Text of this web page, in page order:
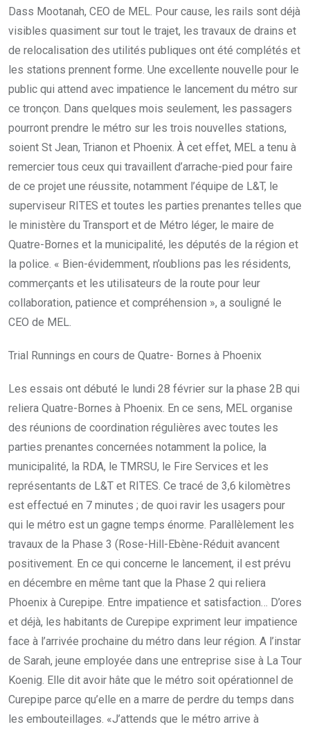
Dass Mootanah, CEO de MEL. Pour cause, les rails sont déjà
visibles quasiment sur tout le trajet, les travaux de drains et
de relocalisation des utilités publiques ont été complétés et
les stations prennent forme. Une excellente nouvelle pour le
public qui attend avec impatience le lancement du métro sur
ce tronçon. Dans quelques mois seulement, les passagers
pourront prendre le métro sur les trois nouvelles stations,
soient St Jean, Trianon et Phoenix. À cet effet, MEL a tenu à
remercier tous ceux qui travaillent d’arrache-pied pour faire
de ce projet une réussite, notamment l’équipe de L&T, le
superviseur RITES et toutes les parties prenantes telles que
le ministère du Transport et de Métro léger, le maire de
Quatre-Bornes et la municipalité, les députés de la région et
la police. « Bien-évidemment, n’oublions pas les résidents,
commerçants et les utilisateurs de la route pour leur
collaboration, patience et compréhension », a souligné le
CEO de MEL.
Trial Runnings en cours de Quatre- Bornes à Phoenix
Les essais ont débuté le lundi 28 février sur la phase 2B qui
reliera Quatre-Bornes à Phoenix. En ce sens, MEL organise
des réunions de coordination régulières avec toutes les
parties prenantes concernées notamment la police, la
municipalité, la RDA, le TMRSU, le Fire Services et les
représentants de L&T et RITES. Ce tracé de 3,6 kilomètres
est effectué en 7 minutes ; de quoi ravir les usagers pour
qui le métro est un gagne temps énorme. Parallèlement les
travaux de la Phase 3 (Rose-Hill-Ebène-Réduit avancent
positivement. En ce qui concerne le lancement, il est prévu
en décembre en même tant que la Phase 2 qui reliera
Phoenix à Curepipe. Entre impatience et satisfaction… D’ores
et déjà, les habitants de Curepipe expriment leur impatience
face à l’arrivée prochaine du métro dans leur région. A l’instar
de Sarah, jeune employée dans une entreprise sise à La Tour
Koenig. Elle dit avoir hâte que le métro soit opérationnel de
Curepipe parce qu’elle en a marre de perdre du temps dans
les embouteillages. «J’attends que le métro arrive à